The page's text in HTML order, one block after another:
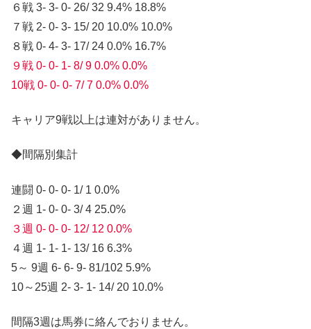
６戦 3- 3- 0- 26/ 32 9.4% 18.8%
７戦 2- 0- 3- 15/ 20 10.0% 10.0%
８戦 0- 4- 3- 17/ 24 0.0% 16.7%
９戦 0- 0- 1- 8/ 9 0.0% 0.0%
10戦 0- 0- 0- 7/ 7 0.0% 0.0%
キャリア9戦以上は連対がありません。
◆間隔別集計
連闘 0- 0- 0- 1/ 1 0.0%
２週 1- 0- 0- 3/ 4 25.0%
３週 0- 0- 0- 12/ 12 0.0%
４週 1- 1- 1- 13/ 16 6.3%
5～ 9週 6- 6- 9- 81/102 5.9%
10～25週 2- 3- 1- 14/ 20 10.0%
間隔3週は馬券に絡んでおりません。